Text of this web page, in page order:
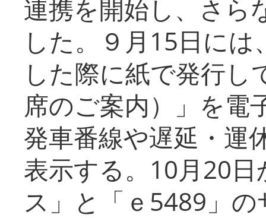
連携を開始し、さら
した。９月15日に
した際に紙で発行し
席のご案内）」を電
発車番線や遅延・運
表示する。10月20
ス」と「ｅ5489」